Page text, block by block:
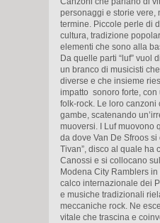
personaggi e storie vere,
termine. Piccole perle di
cultura, tradizione
elementi che sono alla
Da quelle parti “luf” vuol
un branco di musicisti
diverse e che insieme
impatto sonoro forte, con
folk-rock. Le loro
gambe, scatenando
muoversi. I Luf muovono
da dove Van De Sfroos si
Tivan”, disco al quale ha
Canossi e si collocano
Modena City Ramblers
calco internazionale dei
e musiche tradizionali
meccaniche rock. Ne
vitale che trascina e